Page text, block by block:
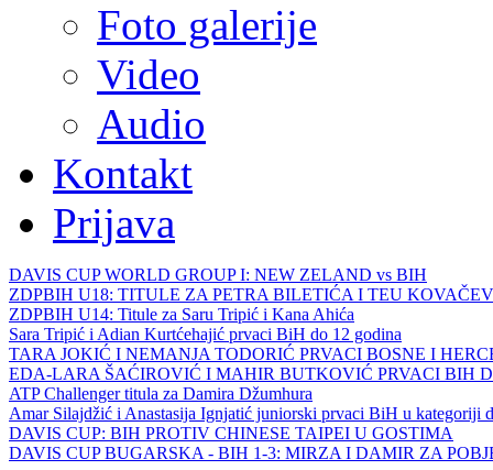
Foto galerije
Video
Audio
Kontakt
Prijava
DAVIS CUP WORLD GROUP I: NEW ZELAND vs BIH
ZDPBIH U18: TITULE ZA PETRA BILETIĆA I TEU
ZDPBIH U14: Titule za Saru Tripić i Kana Ahića
Sara Tripić i Adian Kurtćehajić prvaci BiH do 12 godina
TARA JOKIĆ I NEMANJA TODORIĆ PRVACI BOSNE I
EDA-LARA ŠAĆIROVIĆ I MAHIR BUTKOVIĆ PRVACI BIH
ATP Challenger titula za Damira Džumhura
Amar Silajdžić i Anastasija Ignjatić juniorski prvaci BiH u kategoriji
DAVIS CUP: BIH PROTIV CHINESE TAIPEI U GOSTIMA
DAVIS CUP BUGARSKA - BIH 1-3: MIRZA I DAMIR ZA